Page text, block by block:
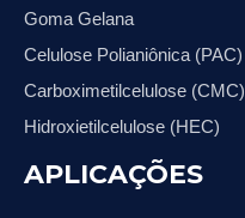
Goma Gelana
Celulose Polianiônica (PAC)
Carboximetilcelulose (CMC)
Hidroxietilcelulose (HEC)
APLICAÇÕES